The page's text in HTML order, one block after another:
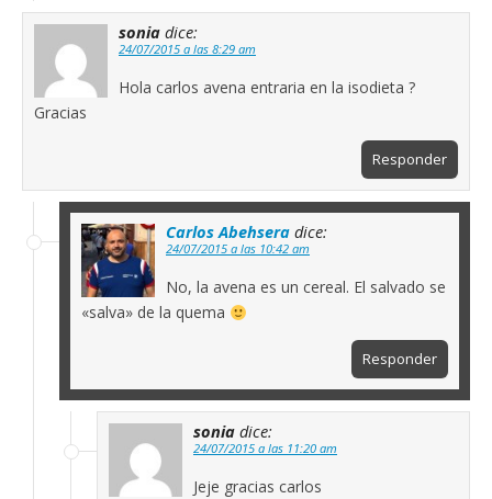
sonia dice:
24/07/2015 a las 8:29 am
Hola carlos avena entraria en la isodieta ?
Gracias
Responder
Carlos Abehsera dice:
24/07/2015 a las 10:42 am
No, la avena es un cereal. El salvado se
«salva» de la quema
Responder
sonia dice:
24/07/2015 a las 11:20 am
Jeje gracias carlos